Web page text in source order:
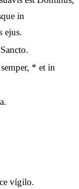
in
ejus.
* et in
vígilo.